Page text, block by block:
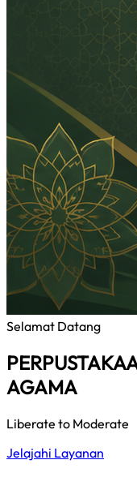
Selamat Datang
AGAMA
Liberate to Moderate
Jelajahi Layanan